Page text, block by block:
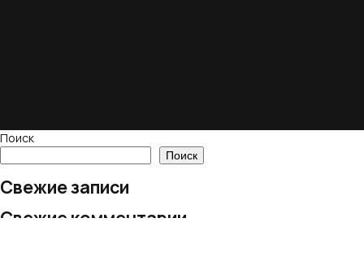
Поиск
Поиск
Свежие записи
Свежие комментарии